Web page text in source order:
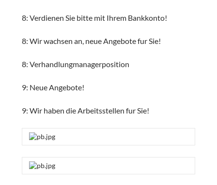
8: Verdienen Sie bitte mit Ihrem Bankkonto!
8: Wir wachsen an, neue Angebote fur Sie!
8: Verhandlungmanagerposition
9: Neue Angebote!
9: Wir haben die Arbeitsstellen fur Sie!